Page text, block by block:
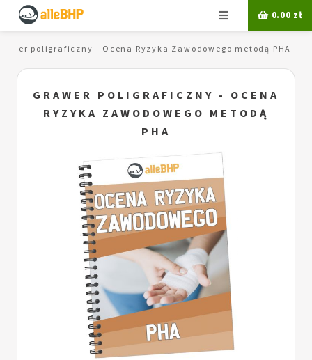
Menu 0.00 zł
poligraficzny - Ocena Ryzyka Zawodowego metodą PHA
GRAWER POLIGRAFICZNY - OCENA
RYZYKA ZAWODOWEGO METODĄ
PHA